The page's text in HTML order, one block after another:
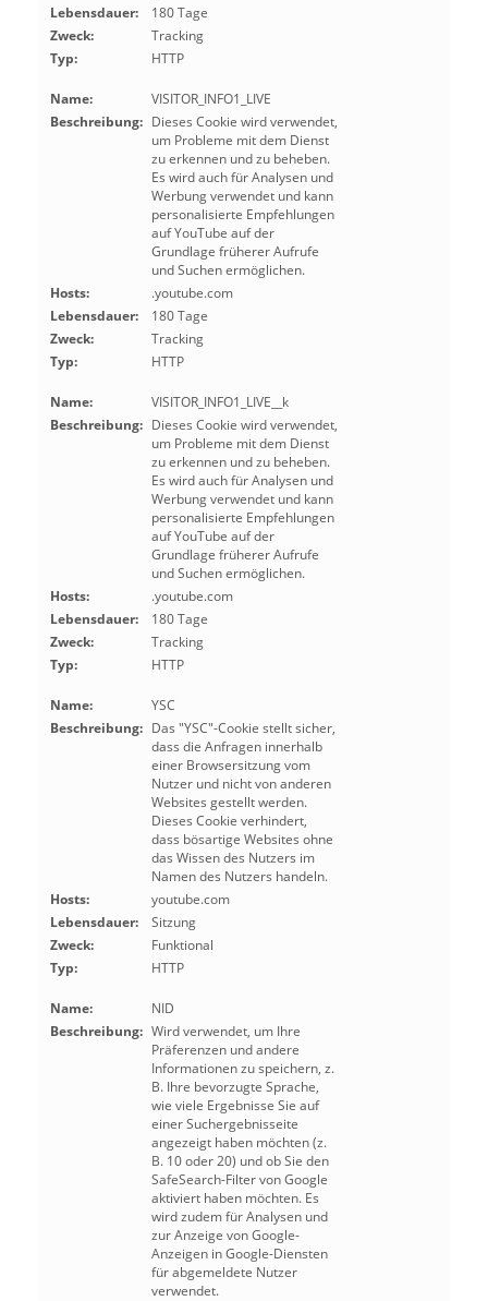
Lebensdauer:
180 Tage
Zweck:
Tracking
Typ:
HTTP
Name:
VISITOR_INFO1_LIVE
Beschreibung: Dieses Cookie wird verwendet,
um Probleme mit dem Dienst
zu erkennen und zu beheben.
Es wird auch für Analysen und
Werbung verwendet und kann
personalisierte Empfehlungen
auf YouTube auf der
Grundlage früherer Aufrufe
und Suchen ermöglichen.
Hosts:
.youtube.com
Lebensdauer:
180 Tage
Zweck:
Tracking
Typ:
HTTP
Name:
VISITOR_INFO1_LIVE__k
Beschreibung: Dieses Cookie wird verwendet,
um Probleme mit dem Dienst
zu erkennen und zu beheben.
Es wird auch für Analysen und
Werbung verwendet und kann
personalisierte Empfehlungen
auf YouTube auf der
Grundlage früherer Aufrufe
und Suchen ermöglichen.
Hosts:
.youtube.com
Lebensdauer:
180 Tage
Zweck:
Tracking
Typ:
HTTP
Name:
YSC
Beschreibung: Das "YSC"-Cookie stellt sicher,
dass die Anfragen innerhalb
einer Browsersitzung vom
Nutzer und nicht von anderen
Websites gestellt werden.
Dieses Cookie verhindert,
dass bösartige Websites ohne
das Wissen des Nutzers im
Namen des Nutzers handeln.
Hosts:
youtube.com
Lebensdauer:
Sitzung
Zweck:
Funktional
Typ:
HTTP
Name:
NID
Beschreibung: Wird verwendet, um Ihre
Präferenzen und andere
Informationen zu speichern, z.
B. Ihre bevorzugte Sprache,
wie viele Ergebnisse Sie auf
einer Suchergebnisseite
angezeigt haben möchten (z.
B. 10 oder 20) und ob Sie den
SafeSearch-Filter von Google
aktiviert haben möchten. Es
wird zudem für Analysen und
zur Anzeige von Google-
Anzeigen in Google-Diensten
für abgemeldete Nutzer
verwendet.